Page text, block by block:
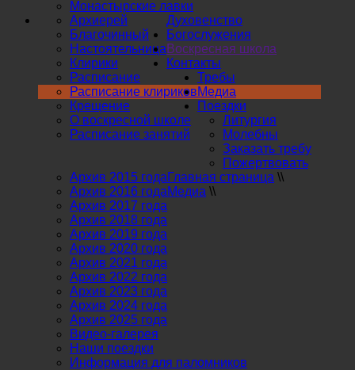
Монастырские лавки
Духовенство
Архиерей
Благочинный
Настоятельница
Клирики
Богослужения
Расписание
Расписание клириков
Крещение
Воскресная школа
О воскресной школе
Расписание занятий
Контакты
Требы
Литургия
Молебны
Заказать требу
Пожертвовать
Медиа
Архив 2015 года
Архив 2016 года
Архив 2017 года
Архив 2018 года
Архив 2019 года
Архив 2020 года
Архив 2021 года
Архив 2022 года
Архив 2023 года
Архив 2024 года
Архив 2025 года
Видео-галерея
Поездки
Наши поездки
Информация для паломников
Главная страница \\
Медиа \\